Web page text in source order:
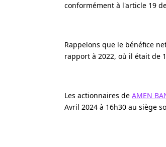
conformément à l'article 19
Rappelons que le bénéfice
rapport à 2022, où il était de
Les actionnaires de AMEN
Avril 2024 à 16h30 au siège